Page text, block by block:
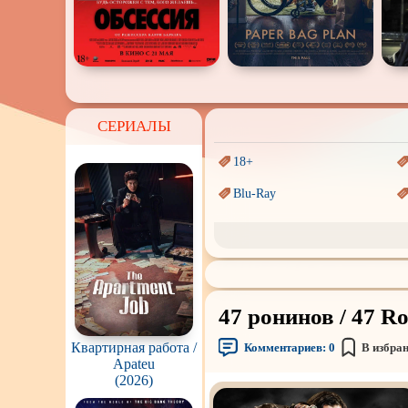
СЕРИАЛЫ
Квартирная работа /
Apateu
(2026)
18+
Blu-Ray
Аниме
Индийское кино
Маги и Волшебники
Параллельные миры
Пеплум
47 ронинов / 47
Комментариев: 0 В